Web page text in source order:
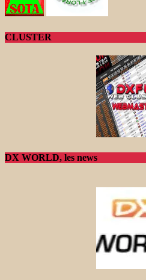
CLUSTER
DX WORLD, les news